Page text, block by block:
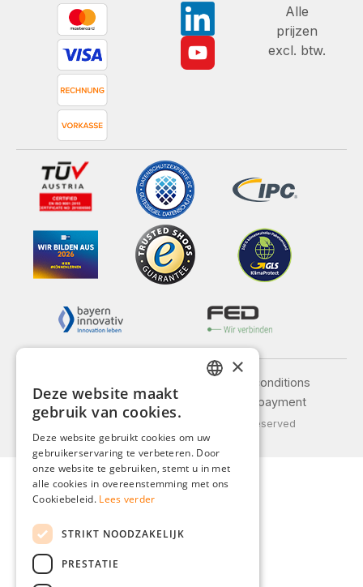
Alle
prijzen
excl. btw.
General terms and conditions
Privacy policy
Shipping and payment
© 2026 Weidinger GmbH, All Rights Reserved
FRENCH
ITALIAN
×
Deze website maakt
gebruik van cookies.
Deze website gebruikt cookies om uw
gebruikerservaring te verbeteren. Door
onze website te gebruiken, stemt u in met
alle cookies in overeenstemming met ons
Cookiebeleid. Lees verder
STRIKT NOODZAKELIJK
PRESTATIE